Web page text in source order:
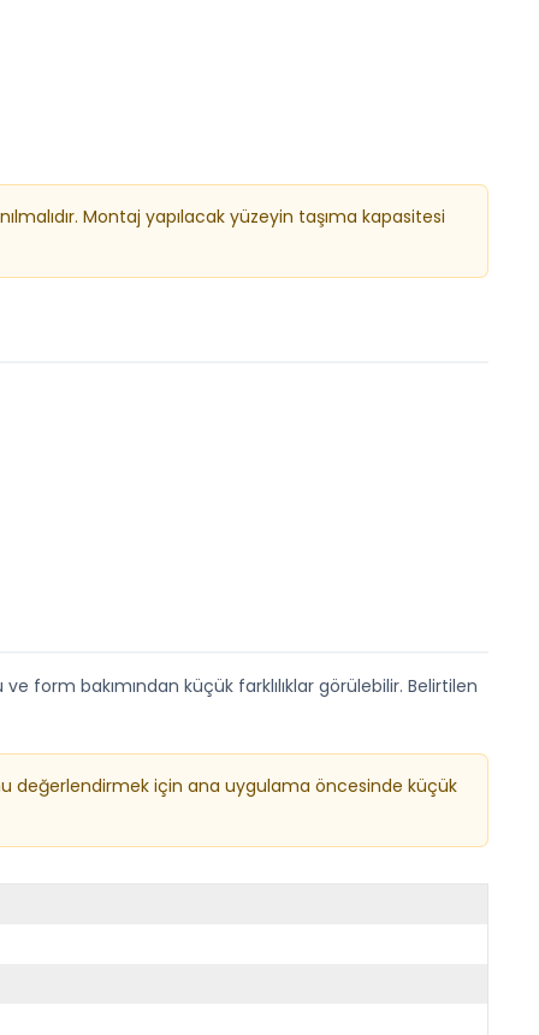
Montaj yapılacak yüzeyin taşıma kapasitesi
form bakımından küçük farklılıklar görülebilir. Belirtilen
değerlendirmek için ana uygulama öncesinde küçük